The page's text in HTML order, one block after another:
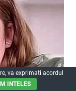
va exprimati acordul
INTELES